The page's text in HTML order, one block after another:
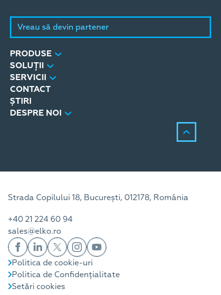
Vreau să devin partener
PRODUSE
SOLUȚII
SERVICII
CONTACT
ȘTIRI
DESPRE NOI
Strada Copilului 18, București, 012178, România
+40 21 224 60 94
sales@elko.ro
Politica de cookie-uri
Politica de Confidențialitate
Setări cookies